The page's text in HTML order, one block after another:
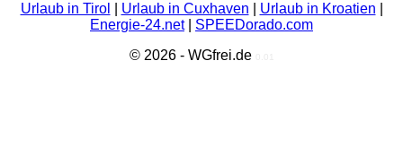
Urlaub in Tirol Urlaub in Cuxhaven Urlaub in Kroatien
Energie-24.net| SPEEDorado.com
© 2026 - WGfrei.de